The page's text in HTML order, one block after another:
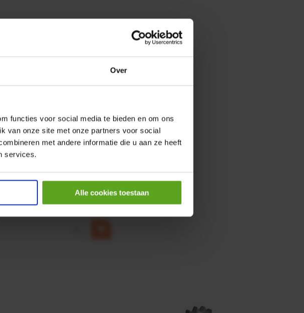
Over
functies voor social media te bieden en om ons
van onze site met onze partners voor social
met andere informatie die u aan ze heeft
services.
Alle cookies toestaan
MOTOR B14 380VAC 0,25KW
OK9HPA1240
Emmegi